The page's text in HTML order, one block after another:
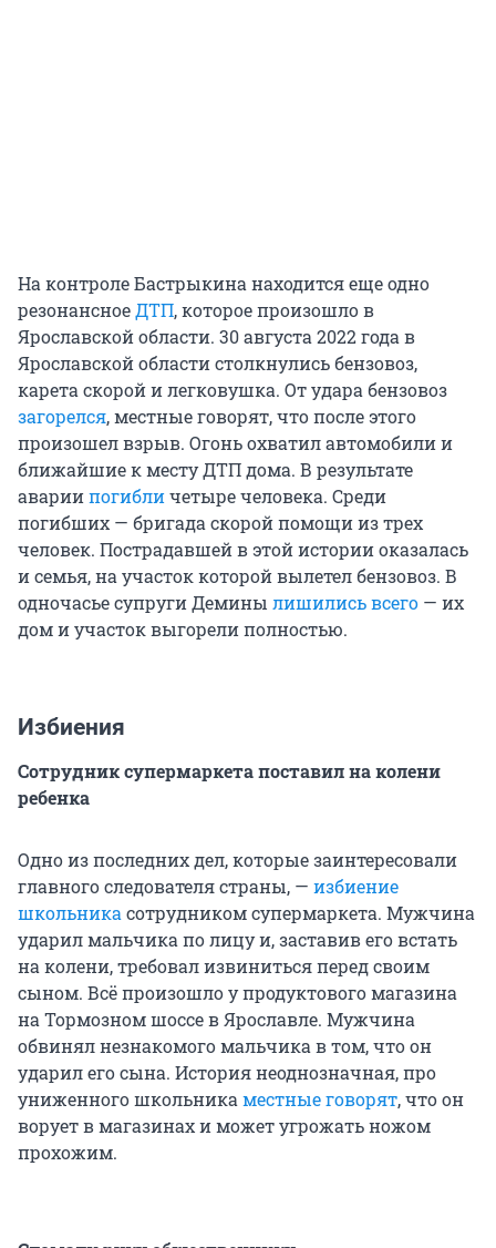
На контроле Бастрыкина находится еще одно
резонансноеДТП, которое произошло в
Ярославской области. 30 августа 2022 года в
Ярославской области столкнулись бензовоз,
карета скорой и легковушка. От удара бензовоз
загорелся, местные говорят, что после этого
произошел взрыв. Огонь охватил автомобили и
ближайшие к месту ДТП дома. В результате
авариипогибличетыре человека. Среди
погибших — бригада скорой помощи из трех
человек. Пострадавшей в этой истории оказалась
и семья, на участок которой вылетел бензовоз. В
одночасье супруги Демины лишились всего — их
дом и участок выгорели полностью.
Избиения
Сотрудник супермаркета поставил на колени
ребенка
Одно из последних дел, которые заинтересовали
главного следователя страны, — избиение
школьникасотрудником супермаркета. Мужчина
ударил мальчика по лицу и, заставив его встать
на колени, требовал извиниться перед своим
сыном. Всё произошло у продуктового магазина
на Тормозном шоссе в Ярославле. Мужчина
обвинял незнакомого мальчика в том, что он
ударил его сына. История неоднозначная, про
униженного школьникаместные говорят, что он
ворует в магазинах и может угрожать ножом
прохожим.